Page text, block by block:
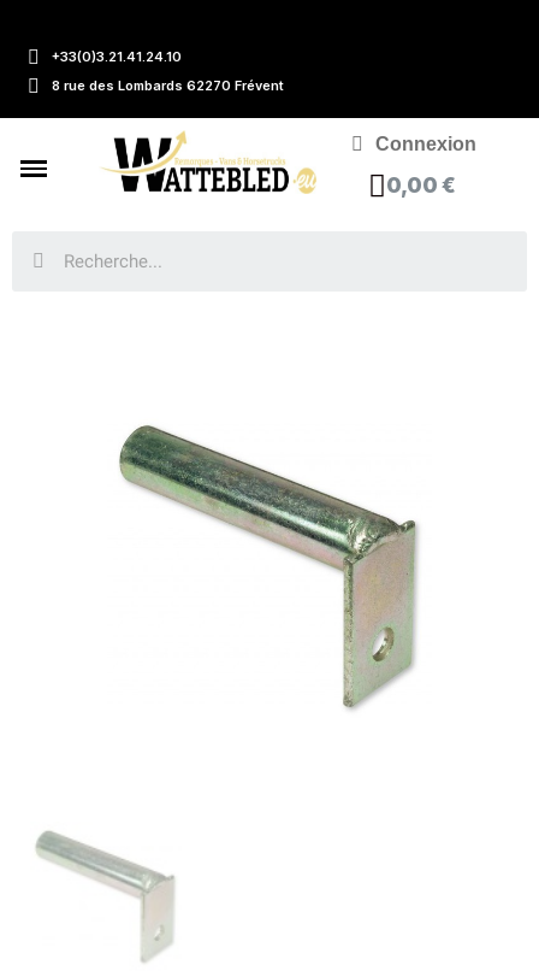
+33(0)3.21.41.24.10
8 rue des Lombards 62270 Frévent
Connexion
0,00 €